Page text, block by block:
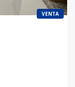
VENTA